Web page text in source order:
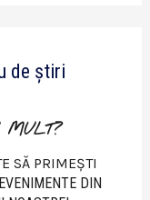
de știri
SĂ PRIMEȘTI
DIN